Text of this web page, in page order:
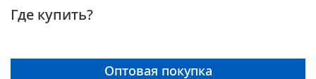
Где купить?
Оптовая покупка